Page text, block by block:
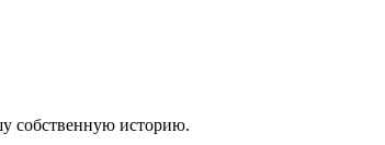
собственную историю.